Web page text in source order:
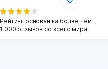
Рейтинг основан на более чем
1 000 отзывов со всего мира